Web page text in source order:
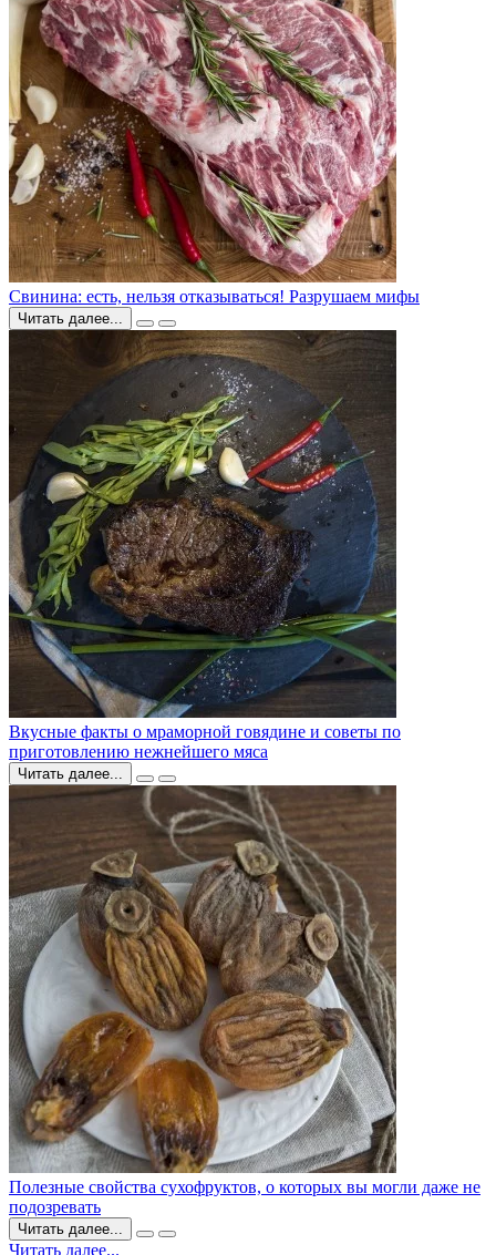
Свинина: есть, нельзя отказываться! Разрушаем мифы
Читать далее...
Вкусные факты о мраморной говядине и советы по
приготовлению нежнейшего мяса
Читать далее...
Полезные свойства сухофруктов, о которых вы могли даже не
подозревать
Читать далее...
Читать далее...